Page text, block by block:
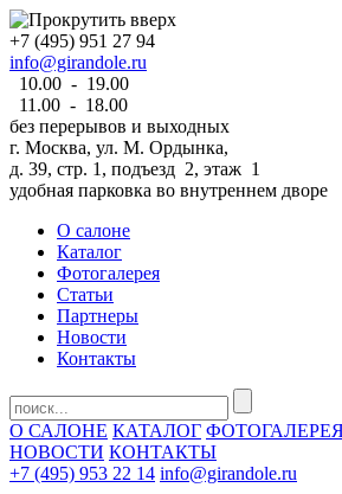
+7 (495) 951 27 94
info@girandole.ru
10.00 - 19.00
11.00 - 18.00
без перерывов и выходных
г. Москва, ул. М. Ордынка,
д. 39, стр. 1, подъезд 2, этаж 1
удобная парковка во внутреннем дворе
О салоне
Каталог
Фотогалерея
Статьи
Партнеры
Новости
Контакты
О САЛОНЕ КАТАЛОГ
НОВОСТИ КОНТАКТЫ
+7 (495) 953 22 14 info@girandole.ru